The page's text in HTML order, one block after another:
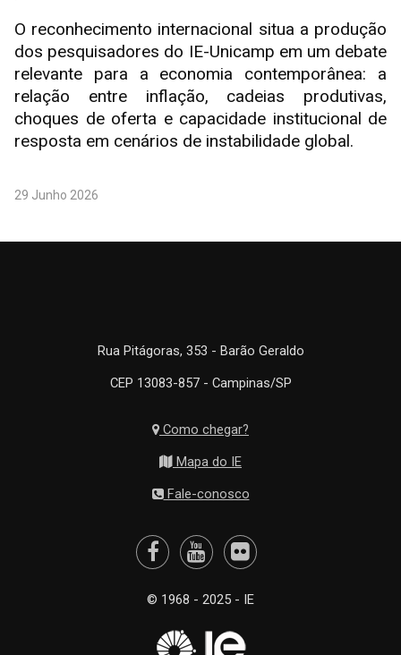
O reconhecimento internacional situa a produção
dos pesquisadores do IE-Unicamp em um debate
relevante para a economia contemporânea: a
relação entre inflação, cadeias produtivas,
choques de oferta e capacidade institucional de
resposta em cenários de instabilidade global.
29 Junho 2026
Rua Pitágoras, 353 - Barão Geraldo
CEP 13083-857 - Campinas/SP
Como chegar?
Mapa do IE
Fale-conosco
© 1968 - 2025 - IE